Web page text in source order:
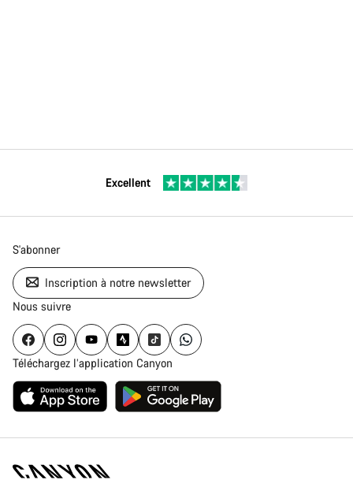
Excellent
S'abonner
Inscription à notre newsletter
Nous suivre
Téléchargez l’application Canyon